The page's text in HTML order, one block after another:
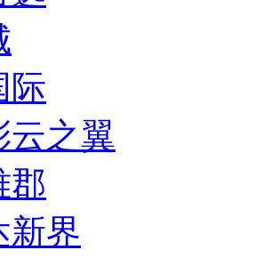
际
云之翼
郡
新界